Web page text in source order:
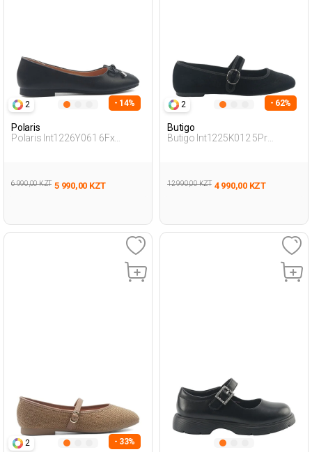
2 - 14%
Polaris
Polaris Int1226Y061 6Fx
6 990,00 KZT 5 990,00 KZT
2 - 62%
Butigo
Butigo Int1225K012 5Pr
12 990,00 KZT 4 990,00 KZT
2 - 33%